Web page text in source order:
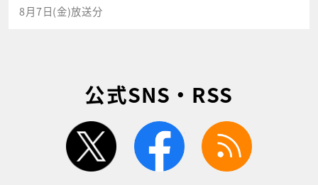
8月7日(金)放送分
公式SNS・RSS
twitter facebook